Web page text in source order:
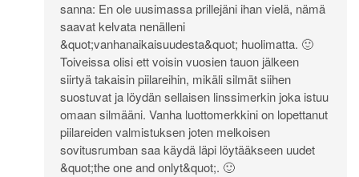
sanna: En ole uusimassa prillejäni ihan vielä, nämä
saavat kelvata nenälleni
&quot;vanhanaikaisuudesta&quot; huolimatta. 🙂
Toiveissa olisi ett voisin vuosien tauon jälkeen
siirtyä takaisin piilareihin, mikäli silmät siihen
suostuvat ja löydän sellaisen linssimerkin joka istuu
omaan silmääni. Vanha luottomerkkini on lopettanut
piilareiden valmistuksen joten melkoisen
sovitusrumban saa käydä läpi löytääkseen uudet
&quot;the one and onlyt&quot;. 🙂